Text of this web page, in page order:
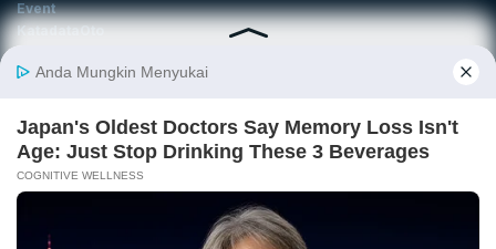
Event
KatadataOto
Email
Daftar